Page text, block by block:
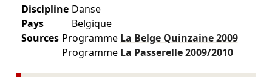
Discipline Danse
Pays
Belgique
Sources Programme La Belge Quinzaine2009
Programme La Passerelle2009/2010